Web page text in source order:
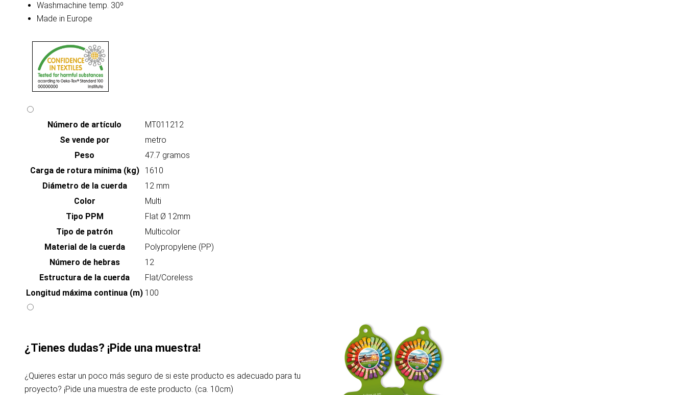
Washmachine temp. 30º
Made in Europe
Número de artículo
MT011212
Se vende por
metro
Peso
47.7 gramos
Carga de rotura mínima (kg)
1610
Diámetro de la cuerda
12 mm
Color
Multi
Tipo PPM
Flat Ø 12mm
Tipo de patrón
Multicolor
Material de la cuerda
Polypropylene (PP)
Número de hebras
12
Estructura de la cuerda
Flat/Coreless
Longitud máxima continua (m) 100
¿Tienes dudas? ¡Pide una muestra!
¿Quieres estar un poco más seguro de si este producto es adecuado para tu
proyecto? ¡Pide una muestra de este producto. (ca. 10cm)